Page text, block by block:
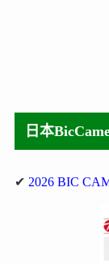
日本
✔ 2026 BIC